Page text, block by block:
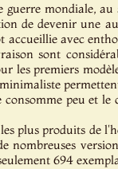
guerre mondiale,
de devenir une
accueillie avec
sont
les premiers
peu et
plus produits de
nombreuses
694